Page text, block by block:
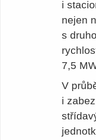
i
nejen
s
7,5
V
i